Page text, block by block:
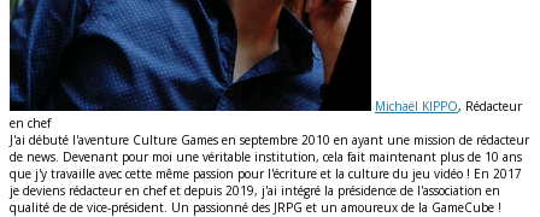
Michaël KIPPO, Rédacteur
en chef
J'ai débuté l'aventure Culture Games en septembre 2010 en ayant une mission de rédacteur
de news. Devenant pour moi une véritable institution, cela fait maintenant plus de 10 ans
que j'y travaille avec cette même passion pour l'écriture et la culture du jeu vidéo ! En 2017
je deviens rédacteur en chef et depuis 2019, j'ai intégré la présidence de l'association en
qualité de de vice-président. Un passionné des JRPG et un amoureux de la GameCube !